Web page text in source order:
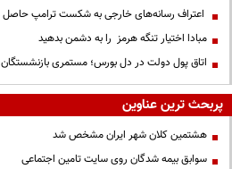
اعتراف رسانه‌های خارجی به شکست ترامپ حاصل
مبادا اختیار تنگه هرمز را به دشمن بدهید
اتاق پول دولت در دل بورس؛ مستمری
پربحث ترین عناوین
هشتمین کلان شهر ایران مشخص شد
سوابق بیمه شدگان روی سایت تامین اجتماعی